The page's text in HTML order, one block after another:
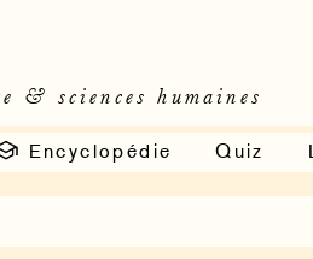
& sciences humaines
Encyclopédie Quiz